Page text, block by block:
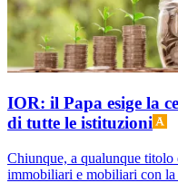
IOR: il Papa esige la
di tutte le istituzioni
Chiunque, a qualunque
immobiliari e mobiliari con la